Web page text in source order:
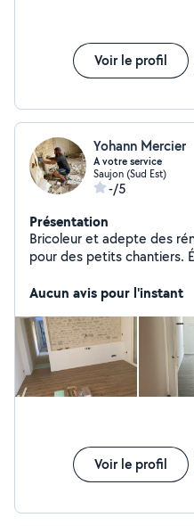
Voir le profil
Yohann Mercier
A votre service
Saujon (Sud Est)
-/5
Présentation
Bricoleur et adepte des
pour des petits chantiers.
Aucun avis pour l'instant
Voir le profil